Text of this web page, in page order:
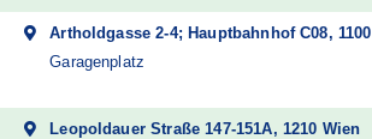
Artholdgasse 2-4; Hauptbahnhof C08,
Garagenplatz
Leopoldauer Straße 147-151A, 1210 Wien